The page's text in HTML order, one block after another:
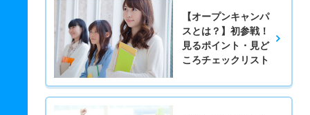
【オープンキャンパ
スとは？】初参戦！
見るポイント・見ど
ころチェックリスト